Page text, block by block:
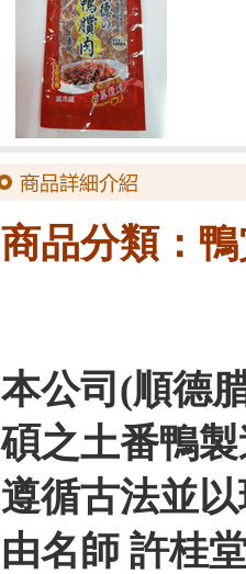
商品分類：
本公司(順德
碩之土番鴨
遵循古法並
由名師 許桂